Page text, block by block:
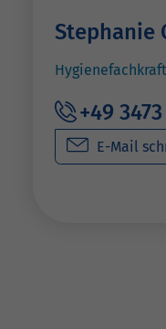
Stephanie
Hygienefachkraft
+49
E-Mail